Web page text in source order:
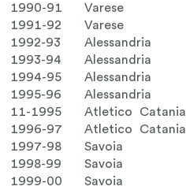
1990-91
Varese
1991-92
Varese
1992-93
Alessandria
1993-94
Alessandria
1994-95
Alessandria
1995-96
Alessandria
11-1995
Atletico Catania
1996-97
Atletico Catania
1997-98
Savoia
1998-99
Savoia
1999-00
Savoia